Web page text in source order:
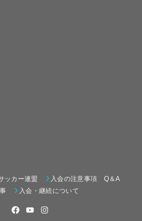
ッカー連盟
入会の注意事項 Q＆A
入会・継続について